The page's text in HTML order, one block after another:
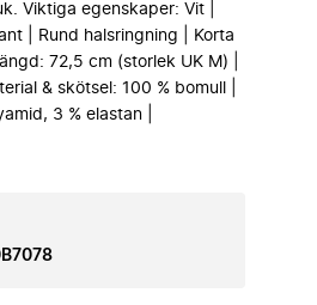
Viktiga egenskaper: Vit |
| Rund halsringning | Korta
72,5 cm (storlek UK M) |
& skötsel: 100 % bomull |
3 % elastan |